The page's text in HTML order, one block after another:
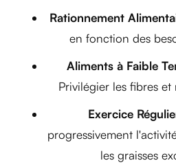
Rationnement
en fonction des
Aliments à Faible
Privilégier les fibres
Exercice
progressivement
les graisses